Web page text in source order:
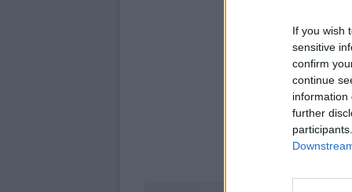
If you wish
sensitive
confirm
continue
information
further